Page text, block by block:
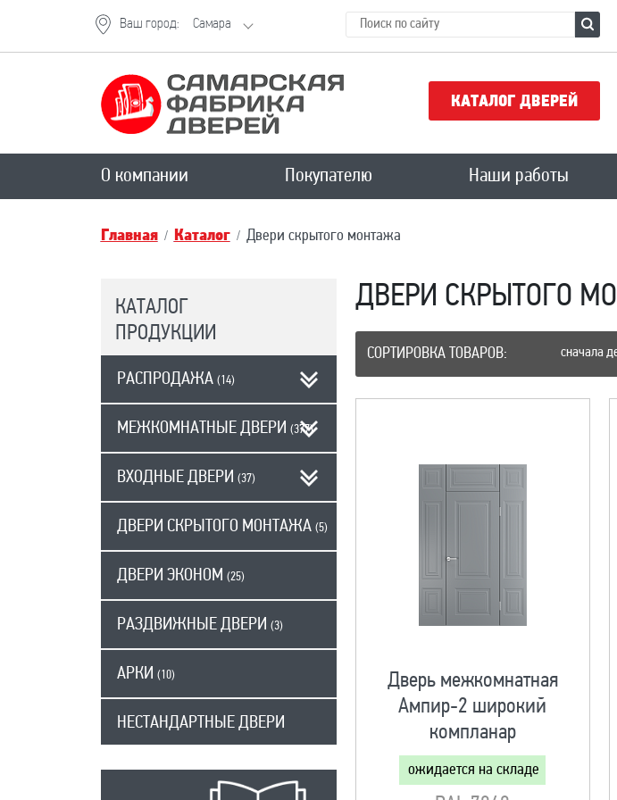
Ваш город: Самара
КАТАЛОГ ДВЕРЕЙ
О компании Покупателю Наши работы
Главная Каталог Двери скрытого монтажа
КАТАЛОГ
ПРОДУКЦИИ
РАСПРОДАЖА (14)
МЕЖКОМНАТНЫЕ ДВЕРИ (377)
ВХОДНЫЕ ДВЕРИ (37)
ДВЕРИ СКРЫТОГО МОНТАЖА (5)
ДВЕРИ ЭКОНОМ (25)
РАЗДВИЖНЫЕ ДВЕРИ (3)
АРКИ (10)
НЕСТАНДАРТНЫЕ ДВЕРИ
ДВЕРИ СКРЫТОГО
СОРТИРОВКА ТОВАРОВ: сначала
Дверь межкомнатная
Ампир-2 широкий
компланар
ожидается на складе